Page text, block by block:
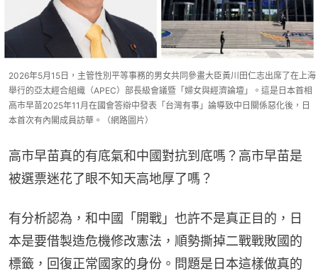
2026年5月15日，主管性別平等事務的男女共同參畫大臣黃川田仁志出席了在上海
舉行的亞太經合組織（APEC）部長級會議暨「婦女與經濟論壇」。這是日本首相
高市早苗2025年11月在國會答辯中發表「台灣有事」論導致中日關係惡化後，日
本首次有內閣成員訪華。（網路圖片）
高市早苗真的有底氣和中國對抗到底嗎？高市早苗是
被選票迷花了眼不知天高地厚了嗎？
有分析認為，和中國「開戰」也許不是真正目的，日
本是要借製造危機修改憲法，順勢撕掉二戰戰敗國的
標籤，回復正常國家的身份。問題是日本這樣做真的